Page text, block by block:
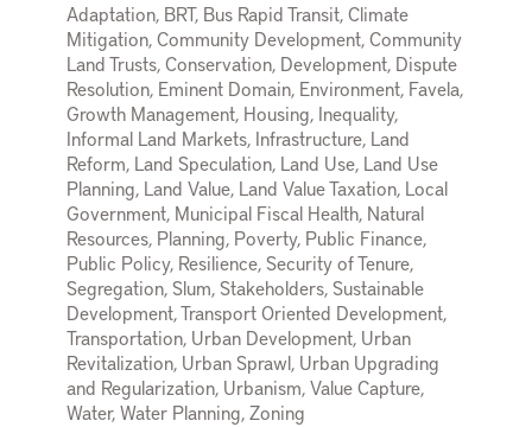
Adaptation, BRT, Bus Rapid Transit, Climate
Mitigation, Community Development, Community
Land Trusts, Conservation, Development, Dispute
Resolution, Eminent Domain, Environment, Favela,
Growth Management, Housing, Inequality,
Informal Land Markets, Infrastructure, Land
Reform, Land Speculation, Land Use, Land Use
Planning, Land Value, Land Value Taxation, Local
Government, Municipal Fiscal Health, Natural
Resources, Planning, Poverty, Public Finance,
Public Policy, Resilience, Security of Tenure,
Segregation, Slum, Stakeholders, Sustainable
Development, Transport Oriented Development,
Transportation, Urban Development, Urban
Revitalization, Urban Sprawl, Urban Upgrading
and Regularization, Urbanism, Value Capture,
Water, Water Planning, Zoning